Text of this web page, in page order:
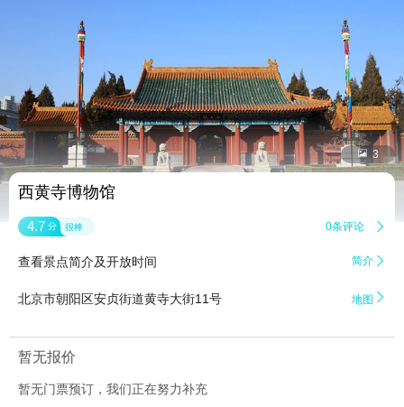
 3
西黄寺博物馆
4.7 分 很棒 0条评论 
查看景点简介及开放时间 简介 
北京市朝阳区安贞街道黄寺大街11号 地图 
暂无报价
暂无门票预订，我们正在努力补充